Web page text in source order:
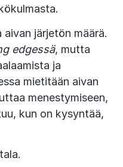
järjetön määrä.
edgessä, mutta
ja
mietitään aivan
menestymiseen,
kun on kysyntää,